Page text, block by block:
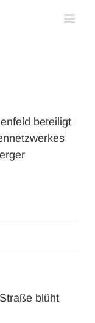
beteiligt
blüht